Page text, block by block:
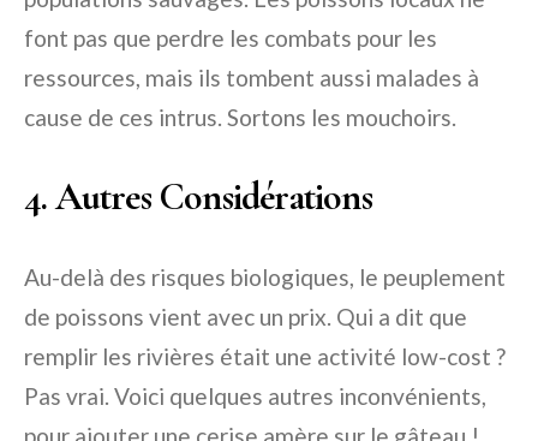
font pas que perdre les combats pour les
ressources, mais ils tombent aussi malades à
cause de ces intrus. Sortons les mouchoirs.
4. Autres Considérations
Au-delà des risques biologiques, le peuplement
de poissons vient avec un prix. Qui a dit que
remplir les rivières était une activité low-cost ?
Pas vrai. Voici quelques autres inconvénients,
pour ajouter une cerise amère sur le gâteau !